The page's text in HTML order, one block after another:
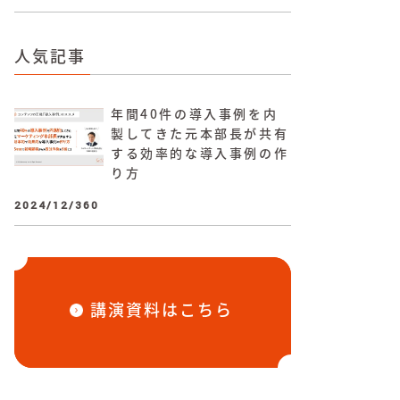
人気記事
年間40件の導入事例を内
製してきた元本部長が共有
する効率的な導入事例の作
り方
2024/12/360
講演資料はこちら